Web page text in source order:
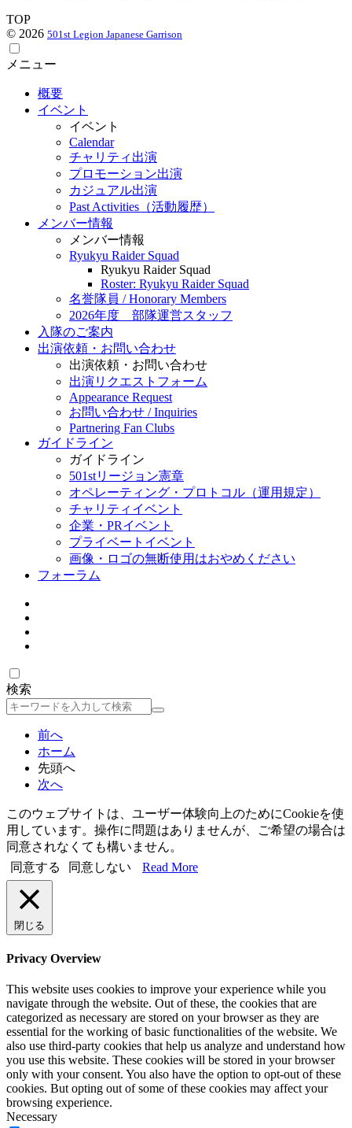
TOP
© 2026 501st Legion Japanese Garrison
メニュー
概要
イベント
イベント
Calendar
チャリティ出演
プロモーション出演
カジュアル出演
Past Activities（活動履歴）
メンバー情報
メンバー情報
Ryukyu Raider Squad
Ryukyu Raider Squad
Roster: Ryukyu Raider Squad
名誉隊員 / Honorary Members
2026年度 部隊運営スタッフ
入隊のご案内
出演依頼・お問い合わせ
出演依頼・お問い合わせ
出演リクエストフォーム
Appearance Request
お問い合わせ / Inquiries
Partnering Fan Clubs
ガイドライン
ガイドライン
501stリージョン憲章
オペレーティング・プロトコル（運用規定）
チャリティイベント
企業・PRイベント
プライベートイベント
画像・ロゴの無断使用はおやめください
フォーラム
検索
検
前へ
ホーム
先頭へ
次へ
このウェブサイトは、ユーザー体験向上のためにCookieを使
用しています。操作に問題はありませんが、ご希望の場合は
同意されなくても構いません。
同意する
同意しない Read More
閉じる
Privacy Overview
This website uses cookies to improve your experience while you
navigate through the website. Out of these, the cookies that are
categorized as necessary are stored on your browser as they are
essential for the working of basic functionalities of the website. We
also use third-party cookies that help us analyze and understand how
you use this website. These cookies will be stored in your browser
only with your consent. You also have the option to opt-out of these
cookies. But opting out of some of these cookies may affect your
browsing experience.
Necessary